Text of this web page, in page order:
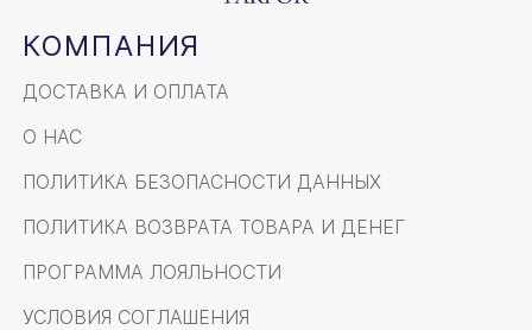
КОМПАНИЯ
ДОСТАВКА И ОПЛАТА
О НАС
ПОЛИТИКА БЕЗОПАСНОСТИ ДАННЫХ
ПОЛИТИКА ВОЗВРАТА ТОВАРА И ДЕНЕГ
ПРОГРАММА ЛОЯЛЬНОСТИ
УСЛОВИЯ СОГЛАШЕНИЯ